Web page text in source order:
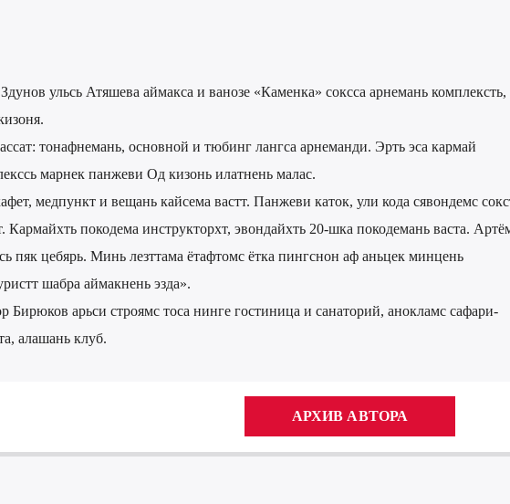
ульсь Атяшева аймакса и ванозе «Каменка» соксса арнемань комплексть,
тонафнемань, основной и тюбинг лангса арнеманди. Эрть эса кармай
марнек панжеви Од кизонь илатнень малас.
медпункт и вещань кайсема вастт. Панжеви каток, ули кода сявондемс
Кармайхть покодема инструкторхт, эвондайхть 20-шка покодемань васта.
пяк цебярь. Минь лезттама ётафтомс ётка пингснон аф аньцек минцень
шабра аймакнень эзда».
Бирюков арьси строямс тоса нинге гостиница и санаторий, анокламс сафари-
алашань клуб.
АРХИВ АВТОРА